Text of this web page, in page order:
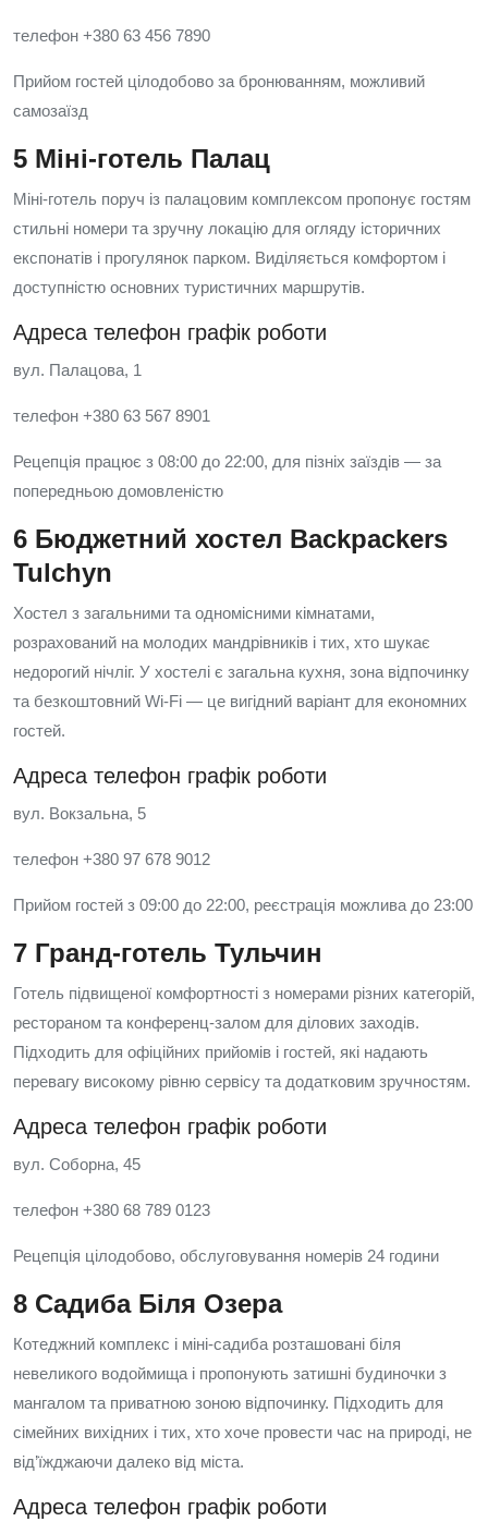
телефон +380 63 456 7890
Прийом гостей цілодобово за бронюванням, можливий
самозаїзд
5 Міні-готель Палац
Міні-готель поруч із палацовим комплексом пропонує гостям
стильні номери та зручну локацію для огляду історичних
експонатів і прогулянок парком. Виділяється комфортом і
доступністю основних туристичних маршрутів.
Адреса телефон графік роботи
вул. Палацова, 1
телефон +380 63 567 8901
Рецепція працює з 08:00 до 22:00, для пізніх заїздів — за
попередньою домовленістю
6 Бюджетний хостел Backpackers
Tulchyn
Хостел з загальними та одномісними кімнатами,
розрахований на молодих мандрівників і тих, хто шукає
недорогий нічліг. У хостелі є загальна кухня, зона відпочинку
та безкоштовний Wi-Fi — це вигідний варіант для економних
гостей.
Адреса телефон графік роботи
вул. Вокзальна, 5
телефон +380 97 678 9012
Прийом гостей з 09:00 до 22:00, реєстрація можлива до 23:00
7 Гранд-готель Тульчин
Готель підвищеної комфортності з номерами різних категорій,
рестораном та конференц-залом для ділових заходів.
Підходить для офіційних прийомів і гостей, які надають
перевагу високому рівню сервісу та додатковим зручностям.
Адреса телефон графік роботи
вул. Соборна, 45
телефон +380 68 789 0123
Рецепція цілодобово, обслуговування номерів 24 години
8 Садиба Біля Озера
Котеджний комплекс і міні-садиба розташовані біля
невеликого водоймища і пропонують затишні будиночки з
мангалом та приватною зоною відпочинку. Підходить для
сімейних вихідних і тих, хто хоче провести час на природі, не
від’їжджаючи далеко від міста.
Адреса телефон графік роботи